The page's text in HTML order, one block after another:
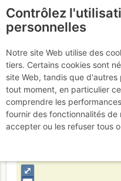
Pointe
Col des
France Savoie
⤢
Contrôlez
personnelles
Notre site Web utilise des
tiers. Certains cookies sont
site Web, tandis que
tout moment, en particulier
comprendre les
fournir des fonctionnalités de
accepter ou les refuser tous